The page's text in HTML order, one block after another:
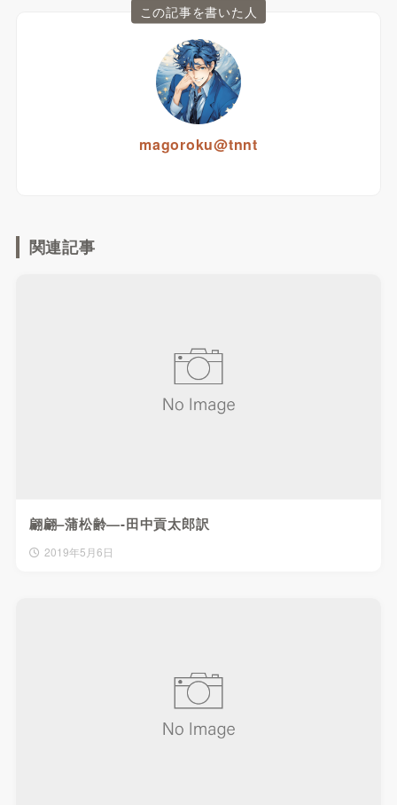
この記事を書いた人
magoroku@tnnt
関連記事
翩翩–蒲松齢—-田中貢太郎訳
2019年5月6日